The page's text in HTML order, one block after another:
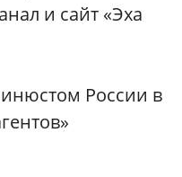
и сайт «Эха
России в